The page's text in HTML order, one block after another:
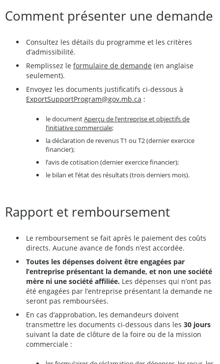
Comment présenter une demande
Consultez les détails du programme et les critères
d’admissibilité.
Remplissez le formulaire de demande (en anglaise
seulement).
Envoyez les documents justificatifs ci-dessous à
ExportSupportProgram@gov.mb.ca :
le documentAperçu de l’entreprise et objectifs de
l’initiative commerciale;
la déclaration de revenus T1 ou T2 (dernier exercice
financier);
l’avis de cotisation (dernier exercice financier);
le bilan et l’état des résultats (trois derniers mois).
Rapport et remboursement
Le remboursement se fait après le paiement des coûts
directs. Aucune avance de fonds n’est accordée.
Toutes les dépenses doivent être engagées par
l’entreprise présentant la demande, et non une société
mère ni une société affiliée. Les dépenses qui n’ont pas
été engagées par l’entreprise présentant la demande ne
seront pas remboursées.
En cas d’approbation, les demandeurs doivent
transmettre les documents ci-dessous dans les 30 jours
suivant la date de clôture de la foire ou de la mission
commerciale :